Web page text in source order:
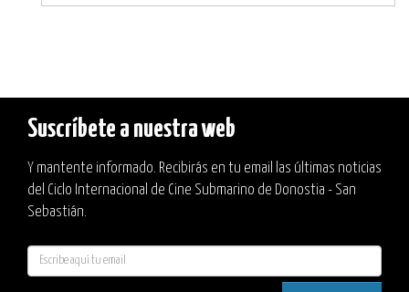
Suscríbete a nuestra web
Y mantente informado. Recibirás en tu email las últimas noticias
del Ciclo Internacional de Cine Submarino de Donostia - San
Sebastián.